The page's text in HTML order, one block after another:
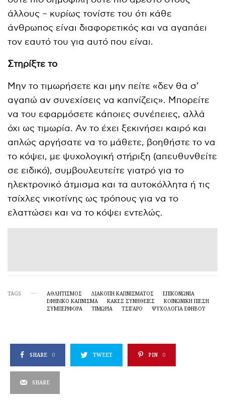
άλλους – κυρίως τονίστε του ότι κάθε
άνθρωπος είναι διαφορετικός και να αγαπάει
τον εαυτό του για αυτό που είναι.
Στηρίξτε το
Μην το τιμωρήσετε και μην πείτε «δεν θα σ’
αγαπώ αν συνεχίσεις να καπνίζεις». Μπορείτε
να του εφαρμόσετε κάποιες συνέπειες, αλλά
όχι ως τιμωρία. Αν το έχει ξεκινήσει καιρό και
απλώς αργήσατε να το μάθετε, βοηθήστε το να
το κόψει, με ψυχολογική στήριξη (απευθυνθείτε
σε ειδικό), συμβουλευτείτε γιατρό για το
ηλεκτρονικό άτμισμα και τα αυτοκόλλητα ή τις
τσίχλες νικοτίνης ως τρόπους για να το
ελαττώσει και να το κόψει εντελώς.
TAGS ΑΘΛΗΤΙΣΜΌΣ ΔΙΑΚΟΠΉ ΚΑΠΝΊΣΜΑΤΟΣ
ΕΠΙΚΟΝΩΝΊΑ
ΕΦΗΒΙΚΌ ΚΆΠΝΙΣΜΑ
ΚΑΚΕΣ ΣΥΝΗΘΕΙΕΣ
ΚΟΙΝΩΝΙΚΉ ΠΊΕΣΗ
ΣΥΜΠΕΡΙΦΟΡΑ
ΤΙΜΩΡΙΑ ΤΣΙΓΆΡΟ ΨΥΧΟΛΟΓΊΑ ΕΦΉΒΟΥ
SHARE 0 TWEET PIN 0
SHARE